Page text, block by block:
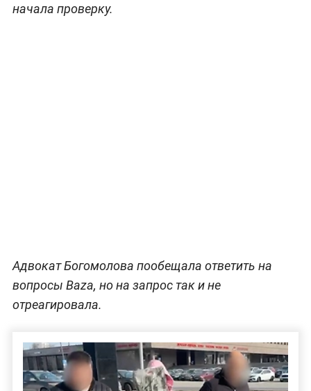
начала проверку.
Адвокат Богомолова пообещала ответить на
вопросы Baza, но на запрос так и не
отреагировала.